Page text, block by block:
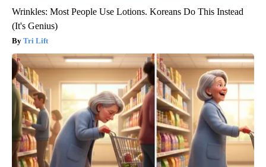
Wrinkles: Most People Use Lotions. Koreans Do This Instead
(It's Genius)
Tri Lift